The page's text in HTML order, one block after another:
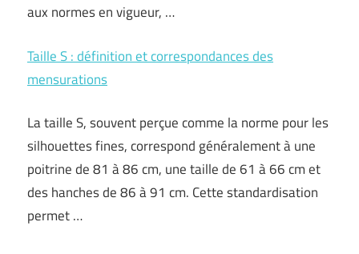
aux normes en vigueur, …
Taille S : définition et correspondances des
mensurations
La taille S, souvent perçue comme la norme pour les
silhouettes fines, correspond généralement à une
poitrine de 81 à 86 cm, une taille de 61 à 66 cm et
des hanches de 86 à 91 cm. Cette standardisation
permet …